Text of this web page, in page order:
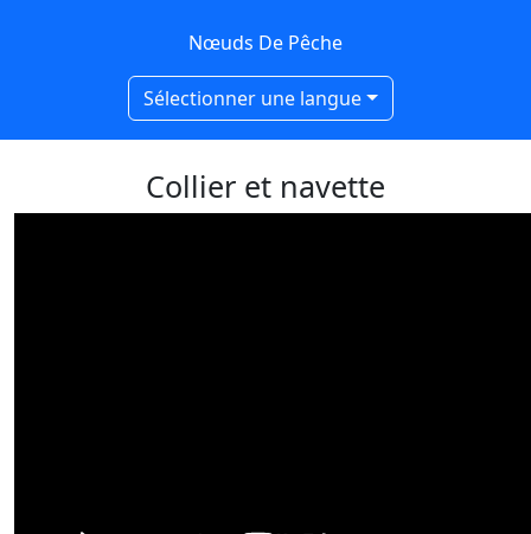
Nœuds De Pêche
Sélectionner une langue
Collier et navette